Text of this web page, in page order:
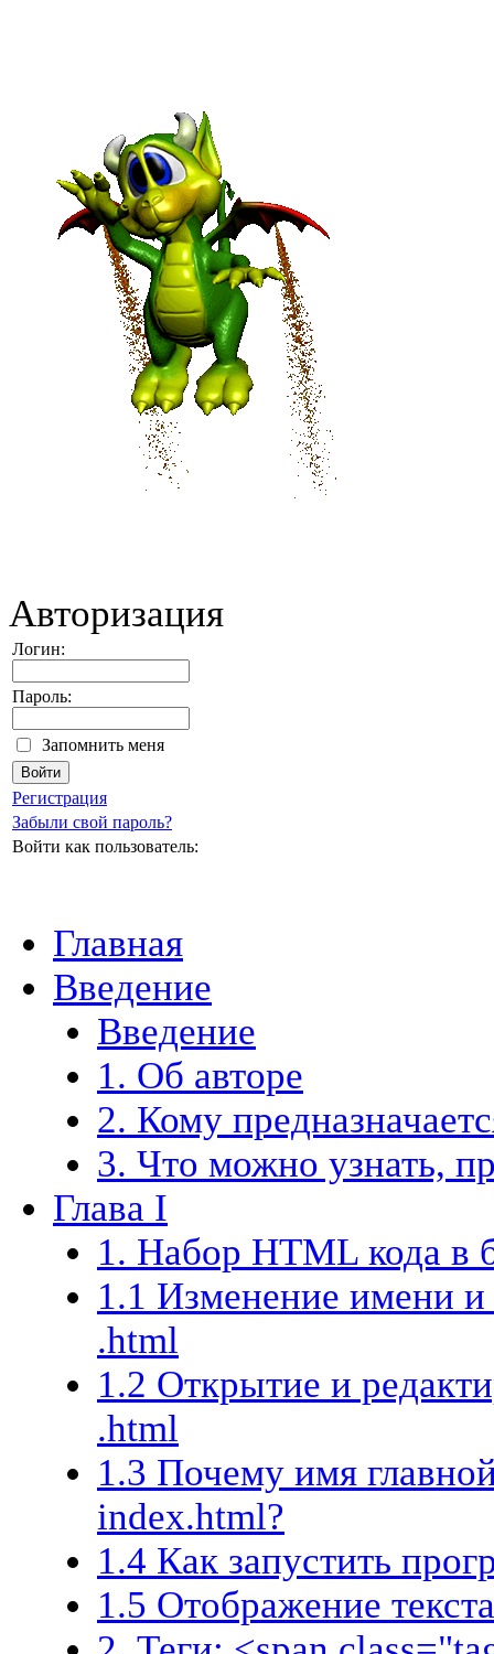
Авторизация
Логин:
Пароль:
Запомнить меня
Регистрация
Забыли свой пароль?
Войти как пользователь:
Главная
Введение
Введение
1. Об авторе
2. Кому
3. Что можно узнать,
Глава I
1. Набор HTML кода в
1.1 Изменение имени
.html
1.2 Открытие и
.html
1.3 Почему имя
index.html?
1.4 Как запустить
1.5 Отображение